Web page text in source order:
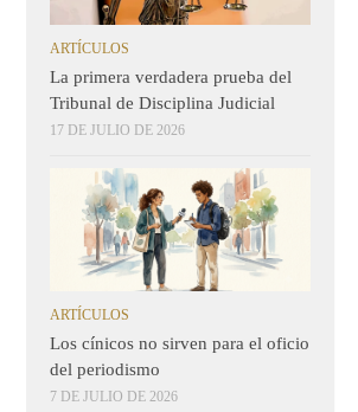
ARTÍCULOS
La primera verdadera prueba del
Tribunal de Disciplina Judicial
17 DE JULIO DE 2026
ARTÍCULOS
Los cínicos no sirven para el oficio
del periodismo
7 DE JULIO DE 2026